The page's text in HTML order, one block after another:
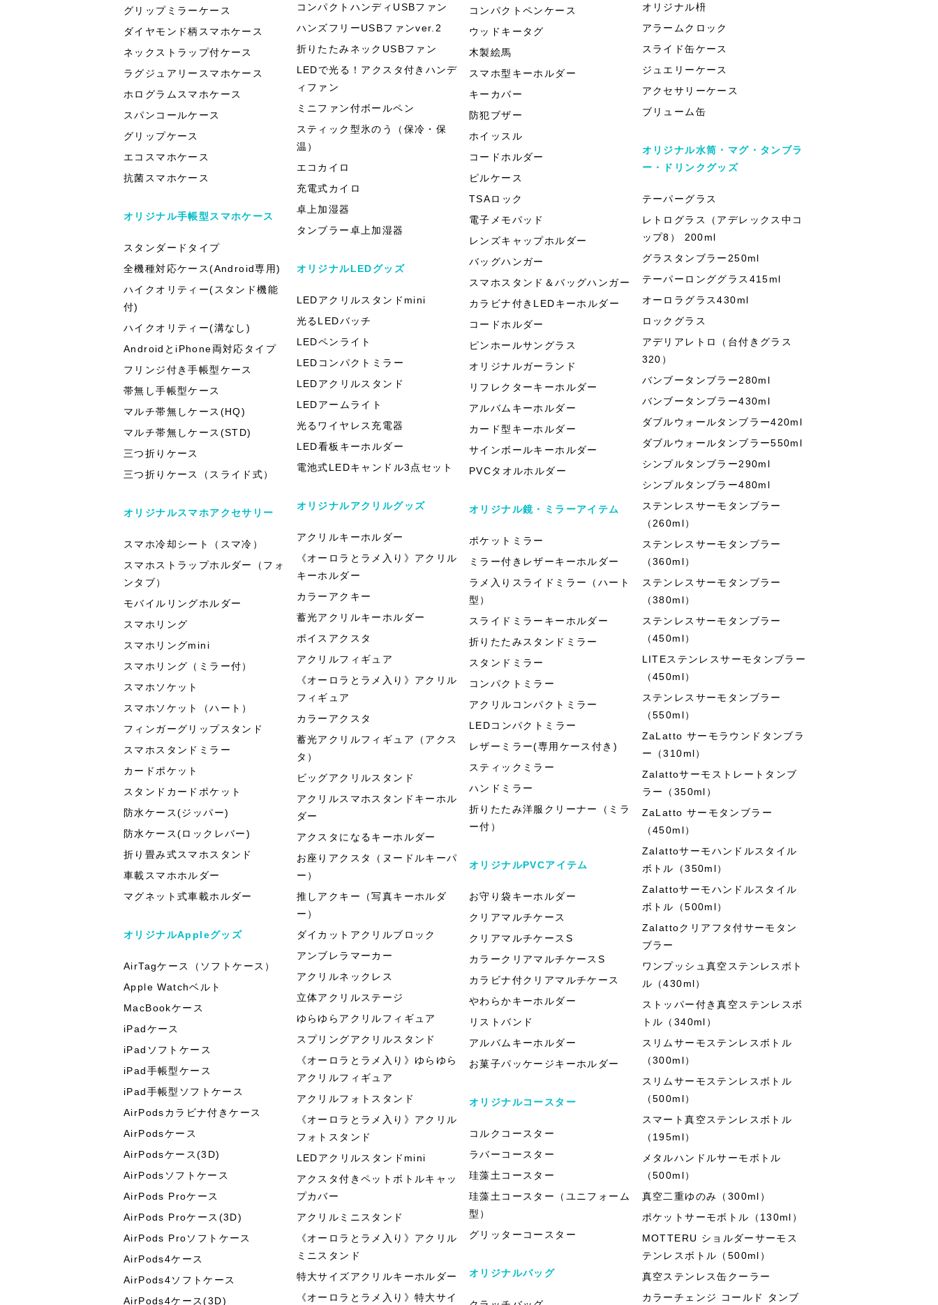
グリップミラーケース
ダイヤモンド柄スマホケース
ネックストラップ付ケース
ラグジュアリースマホケース
ホログラムスマホケース
スパンコールケース
グリップケース
エコスマホケース
抗菌スマホケース
オリジナル手帳型スマホケース
スタンダードタイプ
全機種対応ケース(Android専用)
ハイクオリティー(スタンド機能
付)
ハイクオリティー(溝なし)
AndroidとiPhone両対応タイプ
フリンジ付き手帳型ケース
帯無し手帳型ケース
マルチ帯無しケース(HQ)
マルチ帯無しケース(STD)
三つ折りケース
三つ折りケース（スライド式）
オリジナルスマホアクセサリー
スマホ冷却シート（スマ冷）
スマホストラップホルダー（フォ
ンタブ）
モバイルリングホルダー
スマホリング
スマホリングmini
スマホリング（ミラー付）
スマホソケット
スマホソケット（ハート）
フィンガーグリップスタンド
スマホスタンドミラー
カードポケット
スタンドカードポケット
防水ケース(ジッパー)
防水ケース(ロックレバー)
折り畳み式スマホスタンド
車載スマホホルダー
マグネット式車載ホルダー
オリジナルAppleグッズ
AirTagケース（ソフトケース）
Apple Watchベルト
MacBookケース
iPadケース
iPadソフトケース
iPad手帳型ケース
iPad手帳型ソフトケース
AirPodsカラビナ付きケース
AirPodsケース
AirPodsケース(3D)
AirPodsソフトケース
AirPods Proケース
AirPods Proケース(3D)
AirPods Proソフトケース
AirPods4ケース
AirPods4ソフトケース
AirPods4ケース(3D)
コンパクトハンディUSBファン
ハンズフリーUSBファンver.2
折りたたみネックUSBファン
LEDで光る！アクスタ付きハンデ
ィファン
ミニファン付ボールペン
スティック型氷のう（保冷・保
温）
エコカイロ
充電式カイロ
卓上加湿器
タンブラー卓上加湿器
オリジナルLEDグッズ
LEDアクリルスタンドmini
光るLEDバッチ
LEDペンライト
LEDコンパクトミラー
LEDアクリルスタンド
LEDアームライト
光るワイヤレス充電器
LED看板キーホルダー
電池式LEDキャンドル3点セット
オリジナルアクリルグッズ
アクリルキーホルダー
《オーロラとラメ入り》アクリル
キーホルダー
カラーアクキー
蓄光アクリルキーホルダー
ボイスアクスタ
アクリルフィギュア
《オーロラとラメ入り》アクリル
フィギュア
カラーアクスタ
蓄光アクリルフィギュア（アクス
タ）
ビッグアクリルスタンド
アクリルスマホスタンドキーホル
ダー
アクスタになるキーホルダー
お座りアクスタ（ヌードルキーパ
ー）
推しアクキー（写真キーホルダ
ー）
ダイカットアクリルブロック
アンブレラマーカー
アクリルネックレス
立体アクリルステージ
ゆらゆらアクリルフィギュア
スプリングアクリルスタンド
《オーロラとラメ入り》ゆらゆら
アクリルフィギュア
アクリルフォトスタンド
《オーロラとラメ入り》アクリル
フォトスタンド
LEDアクリルスタンドmini
アクスタ付きペットボトルキャッ
プカバー
アクリルミニスタンド
《オーロラとラメ入り》アクリル
ミニスタンド
特大サイズアクリルキーホルダー
《オーロラとラメ入り》特大サイ
コンパクトペンケース
ウッドキータグ
木製絵馬
スマホ型キーホルダー
キーカバー
防犯ブザー
ホイッスル
コードホルダー
ピルケース
TSAロック
電子メモパッド
レンズキャップホルダー
バッグハンガー
スマホスタンド＆バッグハンガー
カラビナ付きLEDキーホルダー
コードホルダー
ピンホールサングラス
オリジナルガーランド
リフレクターキーホルダー
アルバムキーホルダー
カード型キーホルダー
サインボールキーホルダー
PVCタオルホルダー
オリジナル鏡・ミラーアイテム
ポケットミラー
ミラー付きレザーキーホルダー
ラメ入りスライドミラー（ハート
型）
スライドミラーキーホルダー
折りたたみスタンドミラー
スタンドミラー
コンパクトミラー
アクリルコンパクトミラー
LEDコンパクトミラー
レザーミラー(専用ケース付き)
スティックミラー
ハンドミラー
折りたたみ洋服クリーナー（ミラ
ー付）
オリジナルPVCアイテム
お守り袋キーホルダー
クリアマルチケース
クリアマルチケースS
カラークリアマルチケースS
カラビナ付クリアマルチケース
やわらかキーホルダー
リストバンド
アルバムキーホルダー
お菓子パッケージキーホルダー
オリジナルコースター
コルクコースター
ラバーコースター
珪藻土コースター
珪藻土コースター（ユニフォーム
型）
グリッターコースター
オリジナルバッグ
オリジナル枡
アラームクロック
スライド缶ケース
ジュエリーケース
アクセサリーケース
ブリューム缶
オリジナル水筒・マグ・タンブラ
ー・ドリンクグッズ
テーパーグラス
レトログラス（アデレックス中コ
ップ8） 200ml
グラスタンブラー250ml
テーパーロンググラス415ml
オーロラグラス430ml
ロックグラス
アデリアレトロ（台付きグラス
320）
バンブータンブラー280ml
バンブータンブラー430ml
ダブルウォールタンブラー420ml
ダブルウォールタンブラー550ml
シンプルタンブラー290ml
シンプルタンブラー480ml
ステンレスサーモタンブラー
（260ml）
ステンレスサーモタンブラー
（360ml）
ステンレスサーモタンブラー
（380ml）
ステンレスサーモタンブラー
（450ml）
LITEステンレスサーモタンブラー
（450ml）
ステンレスサーモタンブラー
（550ml）
ZaLatto サーモラウンドタンブラ
ー（310ml）
Zalattoサーモストレートタンブ
ラー（350ml）
ZaLatto サーモタンブラー
（450ml）
Zalattoサーモハンドルスタイル
ボトル（350ml）
Zalattoサーモハンドルスタイル
ボトル（500ml）
Zalattoクリアフタ付サーモタン
ブラー
ワンプッシュ真空ステンレスボト
ル（430ml）
ストッパー付き真空ステンレスボ
トル（340ml）
スリムサーモステンレスボトル
（300ml）
スリムサーモステンレスボトル
（500ml）
スマート真空ステンレスボトル
（195ml）
メタルハンドルサーモボトル
（500ml）
真空二重ゆのみ（300ml）
ポケットサーモボトル（130ml）
MOTTERU ショルダーサーモス
テンレスボトル（500ml）
真空ステンレス缶クーラー
カラーチェンジ コールド タンブ